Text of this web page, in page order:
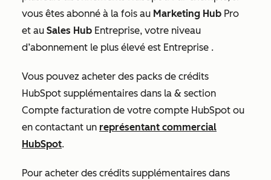
vous êtes abonné à la fois au Marketing Hub Pro
et au Sales Hub Entreprise, votre niveau
d’abonnement le plus élevé est Entreprise .
Vous pouvez acheter des packs de crédits
HubSpot supplémentaires dans la & section
Compte facturation de votre compte HubSpot ou
en contactant un représentant commercial
HubSpot.
Pour acheter des crédits supplémentaires dans